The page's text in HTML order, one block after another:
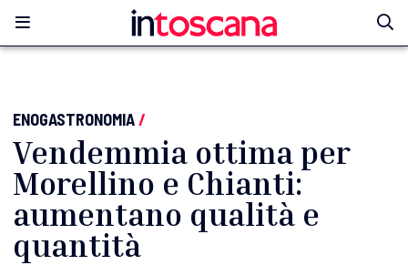
ENOGASTRONOMIA/
Vendemmia ottima per
Morellino e Chianti:
aumentano qualità e
quantità